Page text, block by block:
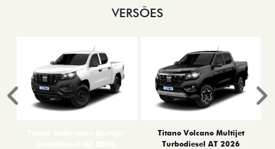
VERSÕES
Titano Volcano Multijet
Turbodiesel AT 2026
Anterior